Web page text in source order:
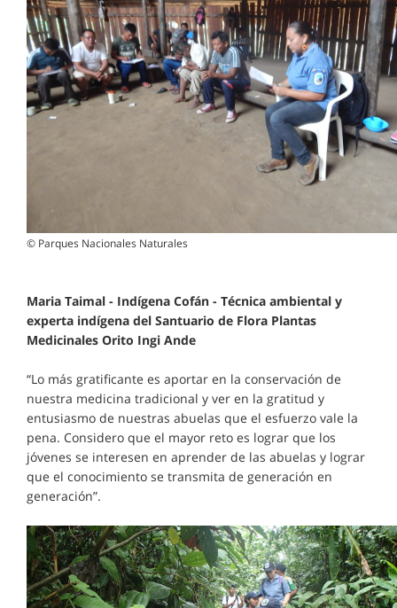
© Parques Nacionales Naturales
Maria Taimal - Indígena Cofán - Técnica ambiental y
experta indígena del Santuario de Flora Plantas
Medicinales Orito Ingi Ande
“Lo más gratificante es aportar en la conservación de
nuestra medicina tradicional y ver en la gratitud y
entusiasmo de nuestras abuelas que el esfuerzo vale la
pena. Considero que el mayor reto es lograr que los
jóvenes se interesen en aprender de las abuelas y lograr
que el conocimiento se transmita de generación en
generación”.